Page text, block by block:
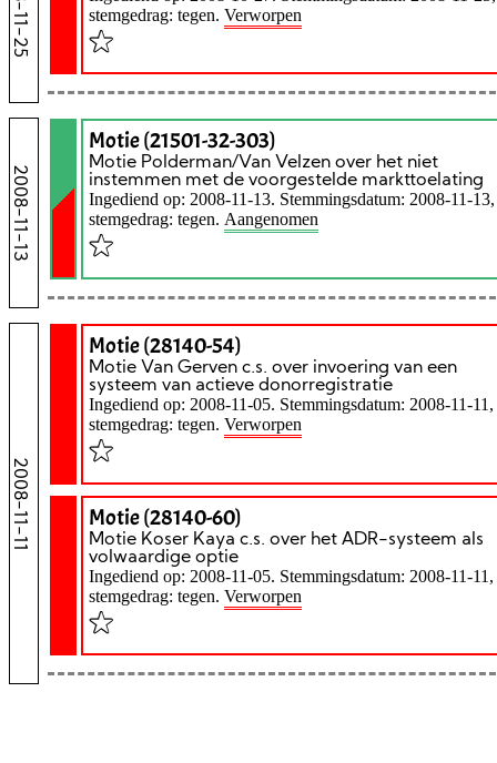
stemgedrag: tegen. Verworpen
2008-11-13
Motie (21501-32-303)
Motie Polderman/Van Velzen over het niet
instemmen met de voorgestelde markttoelating
Ingediend op: 2008-11-13. Stemmingsdatum: 2008-11-13,
stemgedrag: tegen. Aangenomen
2008-11-11
Motie (28140-54)
Motie Van Gerven c.s. over invoering van een
systeem van actieve donorregistratie
Ingediend op: 2008-11-05. Stemmingsdatum: 2008-11-11,
stemgedrag: tegen. Verworpen
Motie (28140-60)
Motie Koser Kaya c.s. over het ADR-systeem als
volwaardige optie
Ingediend op: 2008-11-05. Stemmingsdatum: 2008-11-11,
stemgedrag: tegen. Verworpen